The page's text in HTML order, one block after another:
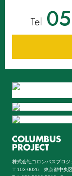
Tel
株式会社コロンバスプロジ
〒103-0026 東京都中央